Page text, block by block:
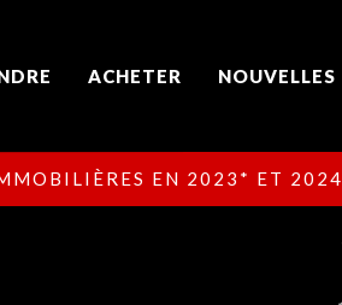
ACHETER NOUVELLES
EN 2023* ET